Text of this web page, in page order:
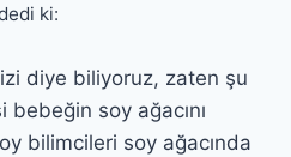
ki:
diye biliyoruz, zaten şu
bebeğin soy ağacını
bilimcileri soy ağacında